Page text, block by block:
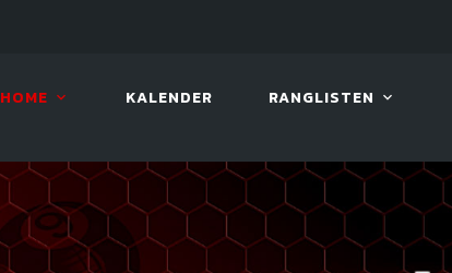
HOME KALENDER RANGLISTEN